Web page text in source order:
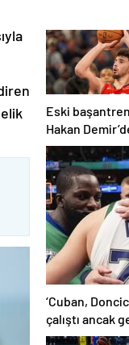
Eski
Hakan
Alperen
övgü
‘Cuban,
çalıştı ancak
Haberleri